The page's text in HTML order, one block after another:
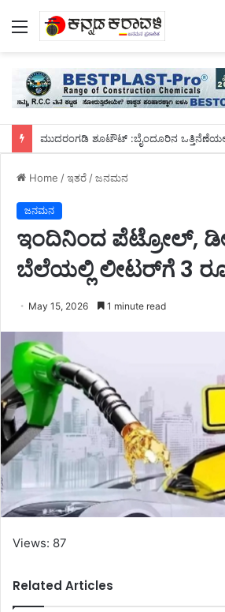
Menu
Home /ಇತರೆ/ಜನಮನ
ಜನಮನ
ಇಂದಿನಿಂದ ಪೆಟ್ರೋಲ್,
ಬೆಲೆಯಲ್ಲಿ ಲೀಟರ್‌ಗೆ 3
May 15, 2026 1 minute read
Views: 87
Related Articles